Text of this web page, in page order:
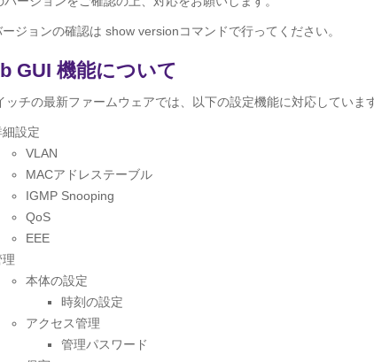
ージョンの確認は show versionコマンドで行ってください。
GUI 機能について
ッチの最新ファームウェアでは、以下の設定機能に対応していま
細設定
VLAN
MACアドレステーブル
IGMP Snooping
QoS
EEE
本体の設定
時刻の設定
アクセス管理
管理パスワード